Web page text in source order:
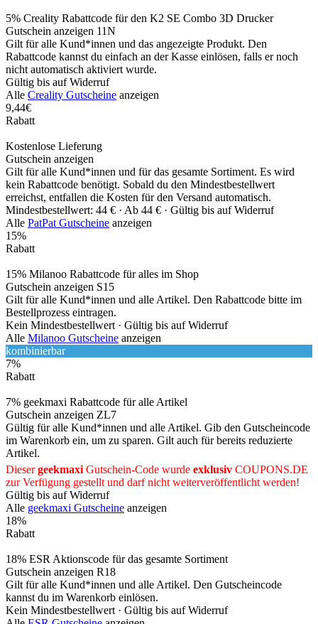
5% Creality Rabattcode für den K2 SE Combo 3D Drucker
Gutschein anzeigen 11N
Gilt für alle Kund*innen und das angezeigte Produkt. Den
Rabattcode kannst du einfach an der Kasse einlösen, falls er noch
nicht automatisch aktiviert wurde.
Gültig bis auf Widerruf
Alle Creality Gutscheine anzeigen
9,44€
Rabatt
Kostenlose Lieferung
Gutschein anzeigen
Gilt für alle Kund*innen und für das gesamte Sortiment. Es wird
kein Rabattcode benötigt. Sobald du den Mindestbestellwert
erreichst, entfallen die Kosten für den Versand automatisch.
Mindestbestellwert: 44 € · Ab 44 € · Gültig bis auf Widerruf
Alle PatPat Gutscheine anzeigen
15%
Rabatt
15% Milanoo Rabattcode für alles im Shop
Gutschein anzeigen S15
Gilt für alle Kund*innen und alle Artikel. Den Rabattcode bitte im
Bestellprozess eintragen.
Kein Mindestbestellwert · Gültig bis auf Widerruf
Alle Milanoo Gutscheine anzeigen
kombinierbar
7%
Rabatt
7% geekmaxi Rabattcode für alle Artikel
Gutschein anzeigen ZL7
Gültig für alle Kund*innen und alle Artikel. Gib den Gutscheincode
im Warenkorb ein, um zu sparen. Gilt auch für bereits reduzierte
Artikel.
DiesergeekmaxiGutschein-Code wurde exklusiv COUPONS.DE
zur Verfügung gestellt und darf nicht weiterveröffentlicht werden!
Gültig bis auf Widerruf
Alle geekmaxi Gutscheine anzeigen
18%
Rabatt
18% ESR Aktionscode für das gesamte Sortiment
Gutschein anzeigen R18
Gilt für alle Kund*innen und alle Artikel. Den Gutscheincode
kannst du im Warenkorb einlösen.
Kein Mindestbestellwert · Gültig bis auf Widerruf